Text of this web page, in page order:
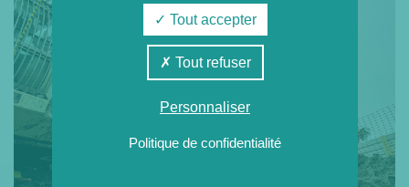
Tout accepter
Tout refuser
Personnaliser
Politique de confidentialité